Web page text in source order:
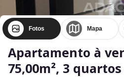
Fotos Mapa
Apartamento à
75,00m², 3